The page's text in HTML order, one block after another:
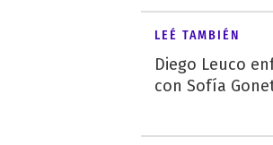
LEÉ TAMBIÉN
Diego Leuco
con Sofía